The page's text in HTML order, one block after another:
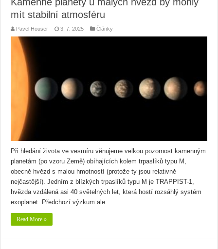
mít stabilní atmosféru
Pavel Houser 3. 7. 2025 Články
Při hledání života ve vesmíru věnujeme velkou pozornost kamenným
planetám (po vzoru Země) obíhajících kolem trpaslíků typu M,
obecně hvězd s malou hmotností (protože ty jsou relativně
nejčastější). Jedním z blízkých trpaslíků typu M je TRAPPIST-1,
hvězda vzdálená asi 40 světelných let, která hostí rozsáhlý systém
exoplanet. Předchozí výzkum ale …
Read More »